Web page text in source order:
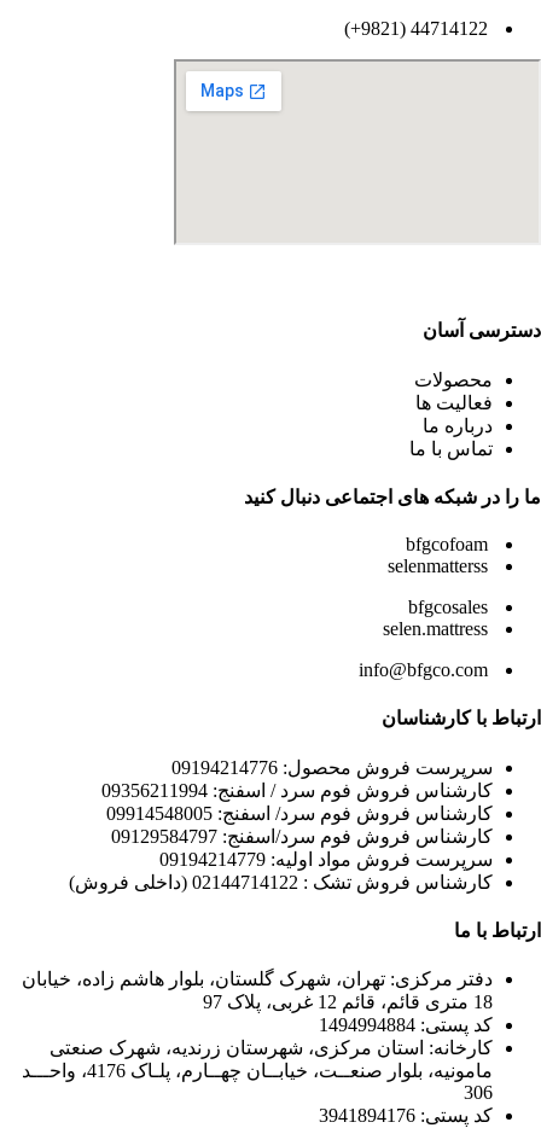
44714122 (9821+)
دسترسی آسان
محصولات
فعالیت ها
درباره ما
تماس با ما
ما را در شبکه های اجتماعی دنبال کنید
bfgcofoam
selenmatterss
bfgcosales
selen.mattress
info@bfgco.com
ارتباط با کارشناسان
سرپرست فروش محصول: 09194214776
کارشناس فروش فوم سرد / اسفنج: 09356211994
کارشناس فروش فوم سرد/ اسفنج: 09914548005
کارشناس فروش فوم سرد/اسفنج: 09129584797
سرپرست فروش مواد اولیه: 09194214779
کارشناس فروش تشک : 02144714122 (داخلی فروش)
ارتباط با ما
دفتر مرکزی: تهران، شهرک گلستان، بلوار هاشم زاده، خیابان
18 متری قائم، قائم 12 غربی، پلاک 97
کد پستی: 1494994884
کارخانه: استان مرکزی، شهرستان زرندیه، شهرک صنعتی
مامونیه، بلوار صنعــت، خیابــان چهــارم، پلـاک 4176، واحـــد
306
کد پستی: 3941894176